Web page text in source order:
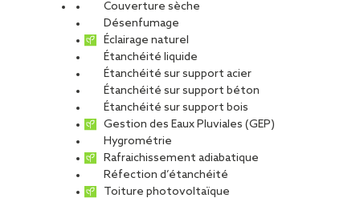
Couverture sèche
Désenfumage
Éclairage naturel
Étanchéité liquide
Étanchéité sur support acier
Étanchéité sur support béton
Étanchéité sur support bois
Gestion des Eaux Pluviales (GEP)
Hygrométrie
Rafraichissement adiabatique
Réfection d’étanchéité
Toiture photovoltaïque
SOPREMA Entreprises
TOUS CARRIÈRE
DÉVELOPPEMENT DURABLE
ENTRETIEN ET MAINTENANCE
RÉNOVATION RÉSEAU